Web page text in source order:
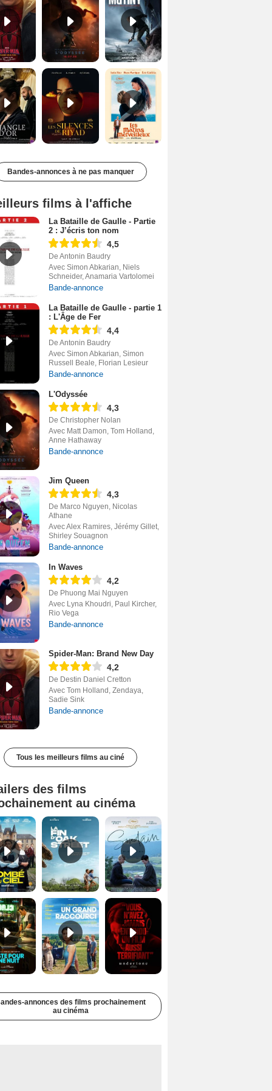
Les Silences de Riyad Bande-annonce VO STFR Les Matins merveilleux Bande-annonce VF
Bandes-annonces à ne pas manquer
films à l'affiche
La Bataille de Gaulle - Partie
2 : J’écris ton nom
4,5
De Antonin Baudry
Avec Simon Abkarian, Niels
Schneider, Anamaria Vartolomei
Bande-annonce
La Bataille de Gaulle - partie 1
: L'Âge de Fer
4,4
De Antonin Baudry
Avec Simon Abkarian, Simon
Russell Beale, Florian Lesieur
Bande-annonce
L'Odyssée
4,3
De Christopher Nolan
Avec Matt Damon, Tom Holland,
Anne Hathaway
Bande-annonce
Jim Queen
4,3
De Marco Nguyen, Nicolas
Athane
Avec Alex Ramires, Jérémy Gillet,
Shirley Souagnon
Bande-annonce
In Waves
4,2
De Phuong Mai Nguyen
Avec Lyna Khoudri, Paul Kircher,
Rio Vega
Bande-annonce
Spider-Man: Brand New Day
4,2
De Destin Daniel Cretton
Avec Tom Holland, Zendaya,
Sadie Sink
Bande-annonce
Tous les meilleurs films au ciné
des films
au cinéma
Tombé du ciel Bande-annonce VF La fin d’Oak Street Bande-annonce VO STFR
Juste pour une nuit Bande-annonce VO STFR Un grand raccourci Bande-annonce VF Undertone Bande-annonce VO STFR
annonces des films prochainement
au cinéma